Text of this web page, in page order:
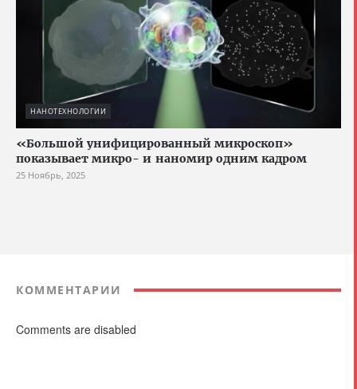
НАНОТЕХНОЛОГИИ
«Большой унифицированный микроскоп»
показывает микро- и наномир одним кадром
25 Ноябрь, 2025
КОММЕНТАРИИ
Comments are disabled